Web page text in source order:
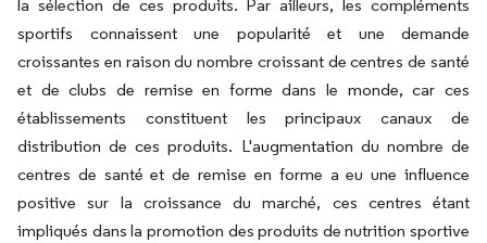
la sélection de ces produits. Par ailleurs, les compléments
sportifs connaissent une popularité et une demande
croissantes en raison du nombre croissant de centres de santé
et de clubs de remise en forme dans le monde, car ces
établissements constituent les principaux canaux de
distribution de ces produits. L'augmentation du nombre de
centres de santé et de remise en forme a eu une influence
positive sur la croissance du marché, ces centres étant
impliqués dans la promotion des produits de nutrition sportive